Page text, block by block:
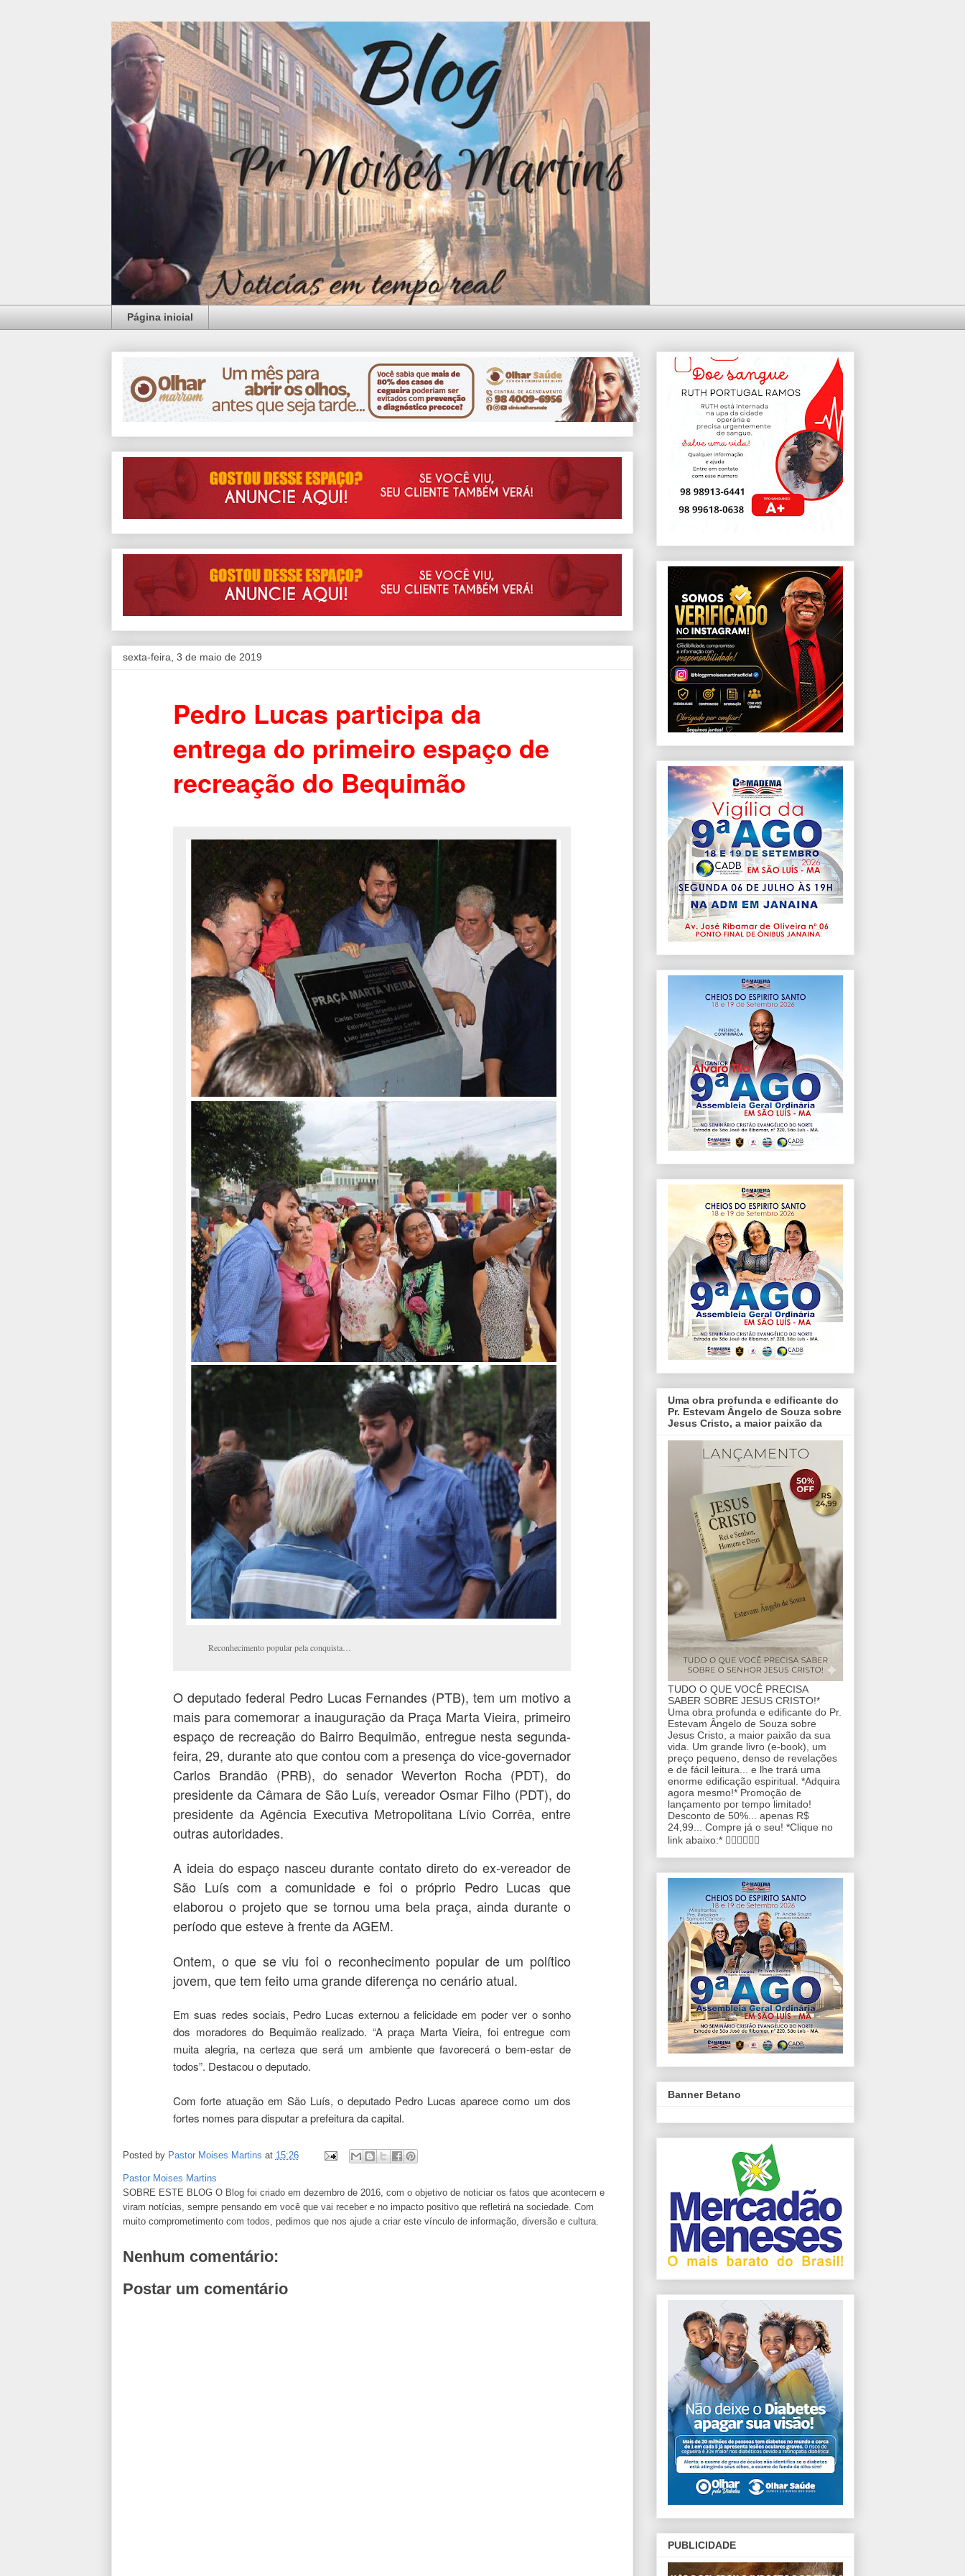
Página inicial
sexta-feira, 3 de maio de 2019
Pedro Lucas participa da
entrega do primeiro espaço de
recreação do Bequimão
Reconhecimento popular pela conquista…
O deputado federal Pedro Lucas Fernandes (PTB), tem um motivo a
mais para comemorar a inauguração da Praça Marta Vieira, primeiro
espaço de recreação do Bairro Bequimão, entregue nesta segunda-
feira, 29, durante ato que contou com a presença do vice-governador
Carlos Brandão (PRB), do senador Weverton Rocha (PDT), do
presidente da Câmara de São Luís, vereador Osmar Filho (PDT), do
presidente da Agência Executiva Metropolitana Lívio Corrêa, entre
outras autoridades.
A ideia do espaço nasceu durante contato direto do ex-vereador de
São Luís com a comunidade e foi o próprio Pedro Lucas que
elaborou o projeto que se tornou uma bela praça, ainda durante o
período que esteve à frente da AGEM.
Ontem, o que se viu foi o reconhecimento popular de um político
jovem, que tem feito uma grande diferença no cenário atual.
Em suas redes sociais, Pedro Lucas externou a felicidade em poder ver o sonho
dos moradores do Bequimão realizado. “A praça Marta Vieira, foi entregue com
muita alegria, na certeza que será um ambiente que favorecerá o bem-estar de
todos”. Destacou o deputado.
Com forte atuação em São Luís, o deputado Pedro Lucas aparece como um dos
fortes nomes para disputar a prefeitura da capital.
Posted by Pastor Moises Martins at 15:26
Pastor Moises Martins
SOBRE ESTE BLOG O Blog foi criado em dezembro de 2016, com o objetivo de noticiar os fatos que acontecem e
viram notícias, sempre pensando em você que vai receber e no impacto positivo que refletirá na sociedade. Com
muito comprometimento com todos, pedimos que nos ajude a criar este vínculo de informação, diversão e cultura.
Nenhum comentário:
Postar um comentário
Uma obra profunda e edificante do
Pr. Estevam Ângelo de Souza sobre
Jesus Cristo, a maior paixão da
TUDO O QUE VOCÊ PRECISA
SABER SOBRE JESUS CRISTO!*
Uma obra profunda e edificante do Pr.
Estevam Ângelo de Souza sobre
Jesus Cristo, a maior paixão da sua
vida. Um grande livro (e-book), um
preço pequeno, denso de revelações
e de fácil leitura... e lhe trará uma
enorme edificação espiritual. *Adquira
agora mesmo!* Promoção de
lançamento por tempo limitado!
Desconto de 50%... apenas R$
24,99... Compre já o seu! *Clique no
link abaixo:* 👇🏼👇🏼👇🏼
Banner Betano
PUBLICIDADE